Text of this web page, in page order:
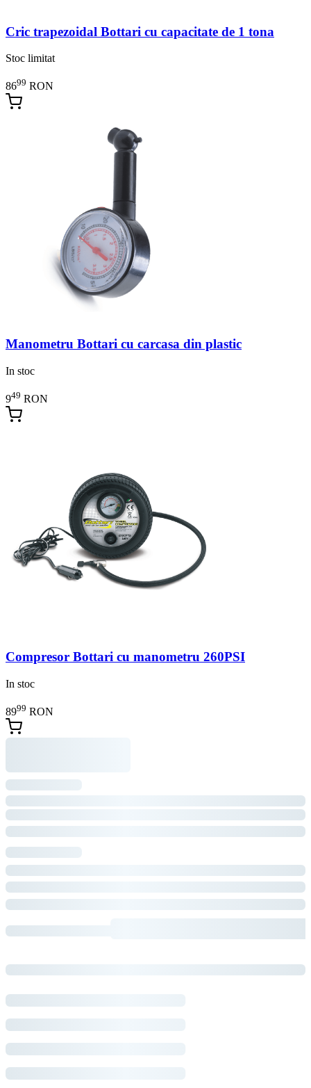
Cric trapezoidal Bottari cu capacitate de 1 tona
Stoc limitat
8699 RON
Manometru Bottari cu carcasa din plastic
In stoc
949 RON
Compresor Bottari cu manometru 260PSI
In stoc
8999 RON